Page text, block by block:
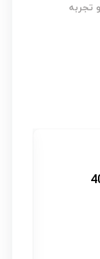
تجربه
و قلاویز 40